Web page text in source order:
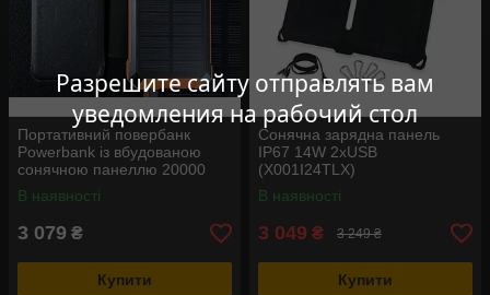
Разрешите сайту отправлять вам
уведомления на рабочий стол
Портативний повербанк
Powerbank із вбудованою
сонячною панеллю 20000
мАг 6xUSB
В наявності
3 079 ₴
Купити
Сонячна зарядна панель
IP67 14W 2xUSB
(X001I24TLX)
В наявності
3 049 ₴ 3 249 ₴
Купити